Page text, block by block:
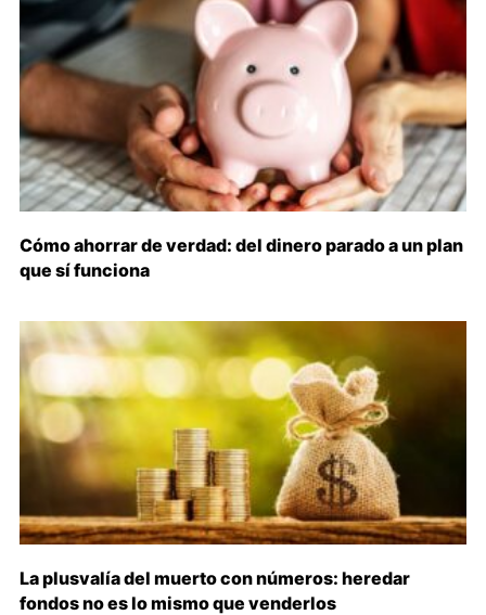
Cómo ahorrar de verdad: del dinero parado a un plan
que sí funciona
La plusvalía del muerto con números: heredar
fondos no es lo mismo que venderlos